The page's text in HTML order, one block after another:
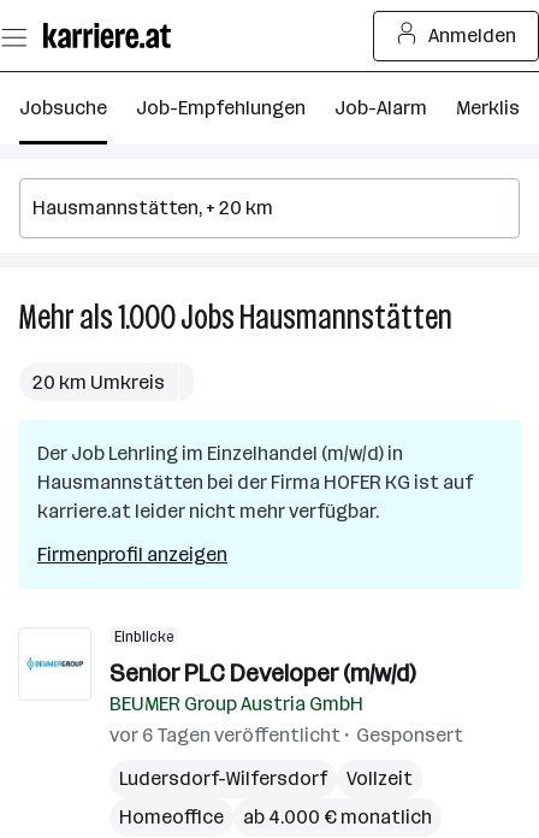
Seiteninhalt
springen
Anmelden
Jobsuche Job-Empfehlungen Job-Alarm Merkliste
Mehr als 1.000JobsHausmannstätten
in
20 km Umkreis
Der Job Lehrling im Einzelhandel (m/w/d) in
Hausmannstätten bei der Firma HOFER KG ist auf
karriere.at leider nicht mehr verfügbar.
Firmenprofil anzeigen
Einblicke
Senior PLC Developer (m/w/d)
BEUMER Group Austria GmbH
vor 6 Tagen veröffentlicht
Gesponsert
Ludersdorf-Wilfersdorf
Vollzeit
Homeoffice
ab 4.000 € monatlich